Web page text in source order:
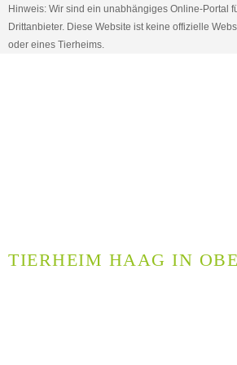
Hinweis: Wir sind ein unabhängiges Online-Portal
Drittanbieter. Diese Website ist keine offizielle
oder eines Tierheims.
TIERHEIM HAAG IN